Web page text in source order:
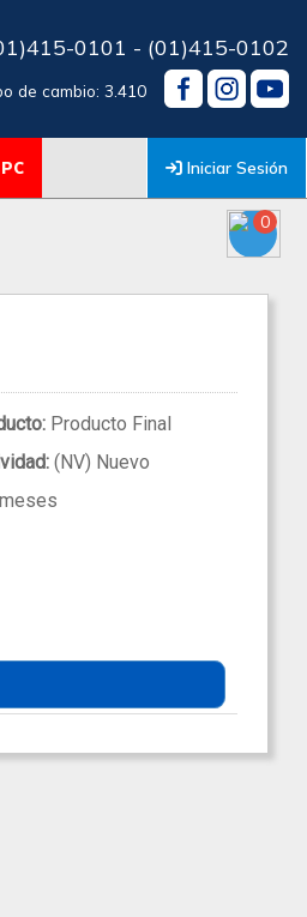
0101 - (01)415-0102
de cambio: 3.410
Iniciar Sesión
0
Producto Final
(NV) Nuevo